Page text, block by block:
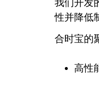
我们开发
性并降低
合时宝的
高性